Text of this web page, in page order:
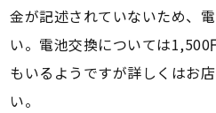
金が記述されていないため、
い。電池交換については
もいるようですが詳しくはお
い。